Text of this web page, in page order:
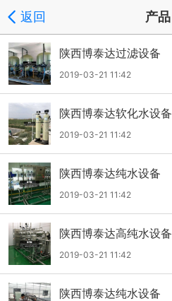
返回 产品
陕西博泰达过滤设备
2019-03-21 11:42
陕西博泰达软化水设备
2019-03-21 11:42
陕西博泰达纯水设备
2019-03-21 11:42
陕西博泰达高纯水设备
2019-03-21 11:42
陕西博泰达纯水设备